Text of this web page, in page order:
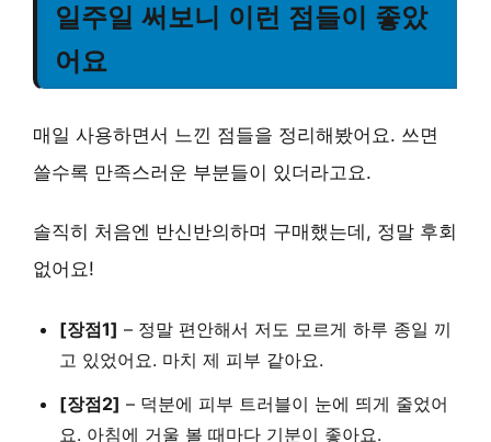
일주일 써보니 이런 점들이 좋았
어요
매일 사용하면서 느낀 점들을 정리해봤어요. 쓰면
쓸수록 만족스러운 부분들이 있더라고요.
솔직히 처음엔 반신반의하며 구매했는데, 정말 후회
없어요!
[장점1] – 정말 편안해서 저도 모르게 하루 종일 끼
고 있었어요. 마치 제 피부 같아요.
[장점2] – 덕분에 피부 트러블이 눈에 띄게 줄었어
요. 아침에 거울 볼 때마다 기분이 좋아요.